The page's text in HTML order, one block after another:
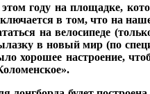
году на площадке,
в том, что на
на велосипеде
в новый мир (по
хорошее настроение,